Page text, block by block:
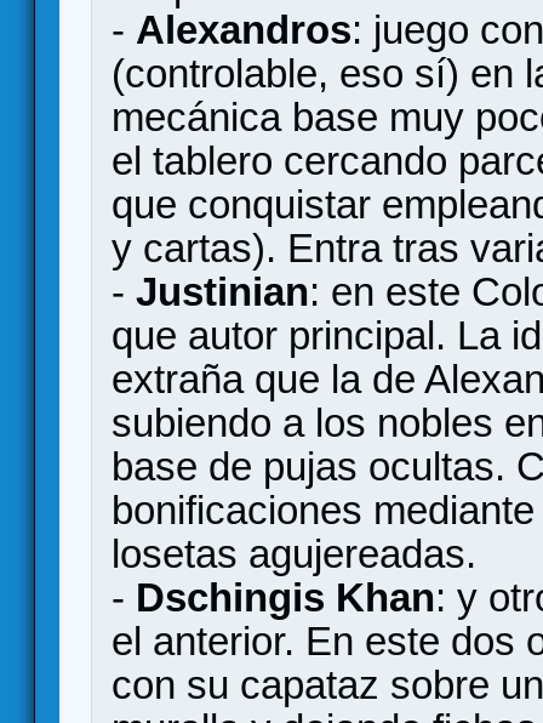
- Alexandros: juego
(controlable, eso sí) en
mecánica base muy
el tablero cercando
que conquistar
y cartas). Entra tras
- Justinian: en este
que autor principal. La
extraña que la de
subiendo a los nobles
base de pujas ocultas.
bonificaciones
losetas agujereadas.
- Dschingis Khan: y
el anterior. En este dos
con su capataz sobre